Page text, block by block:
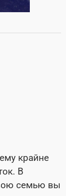
крайне
В
семью вы